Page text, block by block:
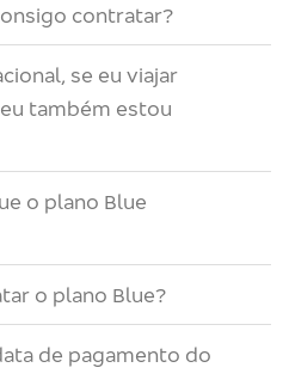
contratar?
se eu viajar
também estou
o plano Blue
o plano Blue?
de pagamento do